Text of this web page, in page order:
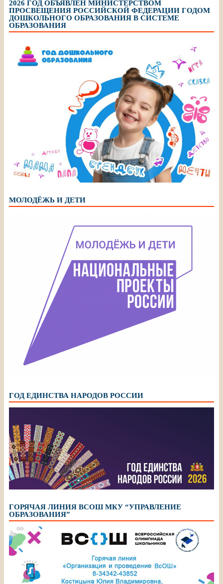
2026 ГОД ОБЪЯВЛЕН МИНИСТЕРСТВОМ
ПРОСВЕЩЕНИЯ РОССИЙСКОЙ ФЕДЕРАЦИИ ГОДОМ
ДОШКОЛЬНОГО ОБРАЗОВАНИЯ В СИСТЕМЕ
ОБРАЗОВАНИЯ
МОЛОДЁЖЬ И ДЕТИ
ГОД ЕДИНСТВА НАРОДОВ РОССИИ
ГОРЯЧАЯ ЛИНИЯ ВСОШ МКУ “УПРАВЛЕНИЕ
ОБРАЗОВАНИЯ”